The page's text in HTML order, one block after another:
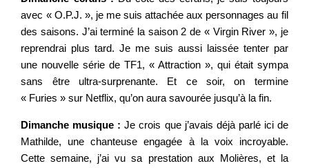
avec « O.P.J. », je me suis attachée aux personnages au fil
des saisons. J’ai terminé la saison 2 de « Virgin River », je
reprendrai plus tard. Je me suis aussi laissée tenter par
une nouvelle série de TF1, « Attraction », qui était sympa
sans être ultra-surprenante. Et ce soir, on termine
« Furies » sur Netflix, qu’on aura savourée jusqu’à la fin.
Dimanche musique : Je crois que j’avais déjà parlé ici de
Mathilde, une chanteuse engagée à la voix incroyable.
Cette semaine, j’ai vu sa prestation aux Molières, et la